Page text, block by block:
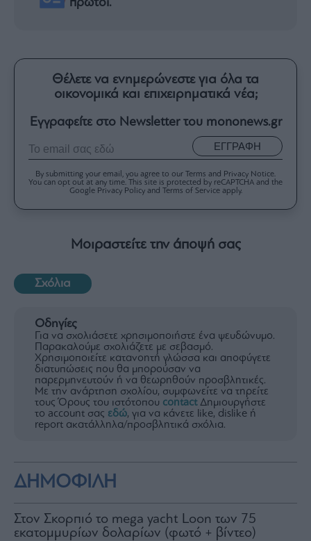
πρώτοι.
Θέλετε να ενημερώνεστε για όλα τα
οικονομικά και επιχειρηματικά νέα;
Εγγραφείτε στο Newsletter του mononews.gr
ΕΓΓΡΑΦΗ
By submitting your email, you agree to our Terms and Privacy Notice.
You can opt out at any time. This site is protected by reCAPTCHA and the
Google Privacy Policy and Terms of Service apply.
Μοιραστείτε την άποψή σας
Σχόλια
Οδηγίες
Για να σχολιάσετε χρησιμοποιήστε ένα ψευδώνυμο.
Παρακαλούμε σχολιάζετε με σεβασμό.
Χρησιμοποιείτε κατανοητή γλώσσα και αποφύγετε
διατυπώσεις που θα μπορούσαν να
παρερμηνευτούν ή να θεωρηθούν προσβλητικές.
Με την ανάρτηση σχολίου, συμφωνείτε να τηρείτε
τους Όρους του ιστότοπου contactΔημιουργήστε
το account σας εδώ, για να κάνετε like, dislike ή
report ακατάλληλα/προσβλητικά σχόλια.
ΔΗΜΟΦΙΛΗ
Στον Σκορπιό το mega yacht Loon των 75
εκατομμυρίων δολαρίων (φωτό + βίντεο)